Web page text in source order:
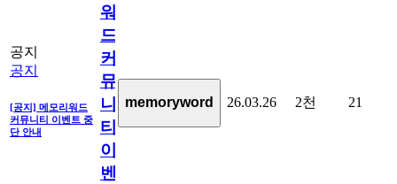
공지
공지
[공지] 메모리워드
커뮤니티 이벤트 중
단 안내
워
드
커
뮤
니
티
이
벤
memoryword 26.03.26 2천 21